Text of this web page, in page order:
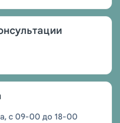
с 09-00 до 18-00